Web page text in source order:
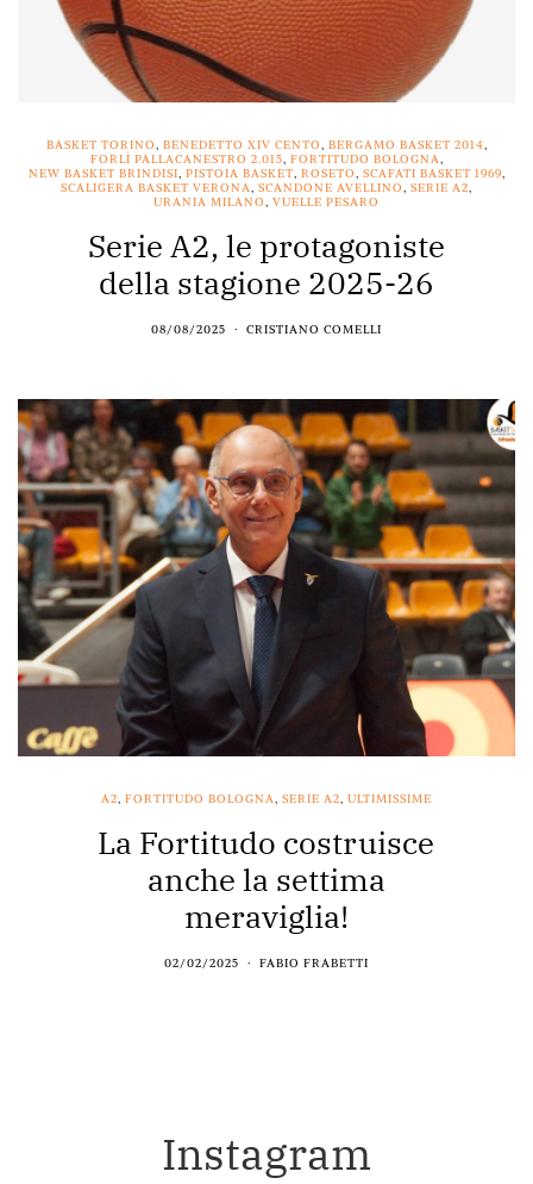
BASKET TORINO, BENEDETTO XIV CENTO, BERGAMO BASKET 2014,
FORLÌ PALLACANESTRO 2.015, FORTITUDO BOLOGNA,
NEW BASKET BRINDISI, PISTOIA BASKET, ROSETO, SCAFATI BASKET 1969,
SCALIGERA BASKET VERONA, SCANDONE AVELLINO, SERIE A2,
URANIA MILANO, VUELLE PESARO
Serie A2, le protagoniste
della stagione 2025-26
08/08/2025 CRISTIANO COMELLI
A2, FORTITUDO BOLOGNA, SERIE A2, ULTIMISSIME
La Fortitudo costruisce
anche la settima
meraviglia!
02/02/2025 FABIO FRABETTI
Instagram